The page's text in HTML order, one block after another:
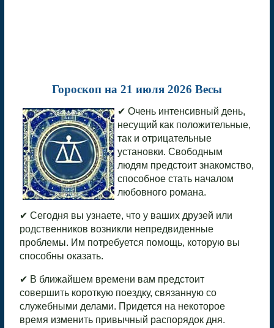
Гороскоп на 21 июля 2026 Весы
✔ Очень интенсивный день,
несущий как положительные,
так и отрицательные
установки. Свободным
людям предстоит знакомство,
способное стать началом
любовного романа.
✔ Сегодня вы узнаете, что у ваших друзей или
родственников возникли непредвиденные
проблемы. Им потребуется помощь, которую вы
способны оказать.
✔ В ближайшем времени вам предстоит
совершить короткую поездку, связанную со
служебными делами. Придется на некоторое
время изменить привычный распорядок дня.